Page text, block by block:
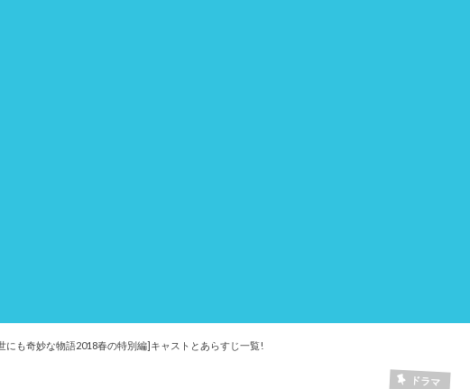
にも奇妙な物語2018春の特別編]キャストとあらすじ一覧!
ドラマ